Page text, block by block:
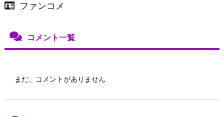
ファンコメ
コメント一覧
まだ、コメントがありません